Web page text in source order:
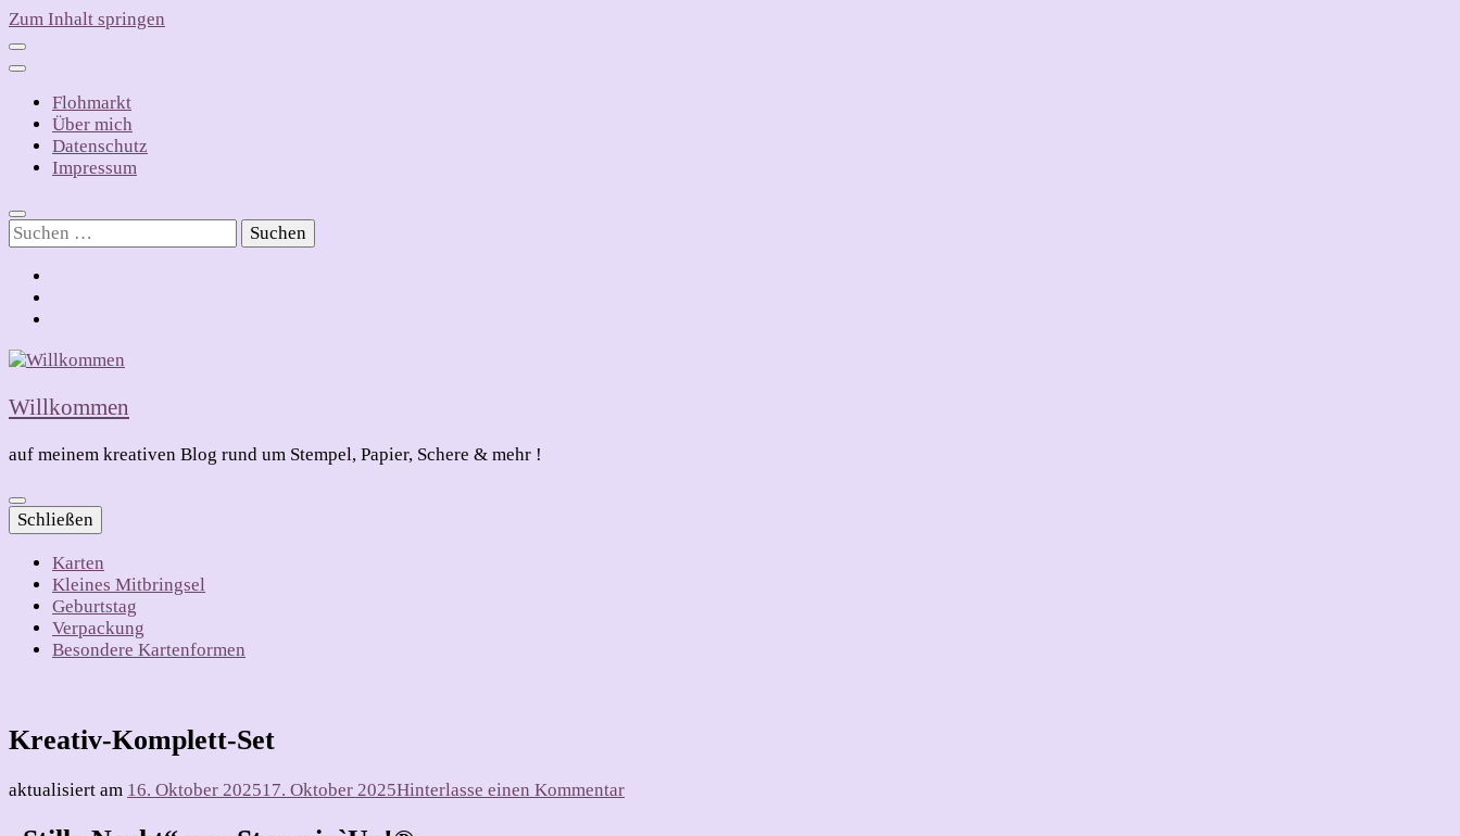
Zum Inhalt springen
Flohmarkt
Über mich
Datenschutz
Impressum
Suchen
nach:
Willkommen
auf meinem kreativen Blog rund um Stempel, Papier, Schere & mehr !
Schließen
Karten
Kleines Mitbringsel
Geburtstag
Verpackung
Besondere Kartenformen
Kreativ-Komplett-Set
aktualisiert am 16. Oktober 202517. Oktober 2025Hinterlasse einen Kommentarzu